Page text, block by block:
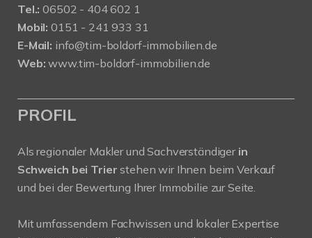
Tel.: 06502 - 404 602 1
Mobil: 0151 - 241 933 31
E-Mail: info@tim-boldorf-immobilien.de
Web:www.tim-boldorf-immobilien.de
PROFIL
Als regionaler Makler und Sachverständigerin
Schweich bei Trierstehen wir Ihnen beim Verkauf
und bei der Bewertung Ihrer Immobilie zur Seite.
Mit umfassendem Fachwissen und lokaler Expertise